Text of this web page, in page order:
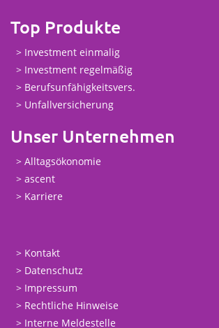
Top Produkte
Investment einmalig
Investment regelmäßig
Berufsunfähigkeitsvers.
Unfallversicherung
Unser Unternehmen
Alltagsökonomie
ascent
Karriere
Kontakt
Datenschutz
Impressum
Rechtliche Hinweise
Interne Meldestelle